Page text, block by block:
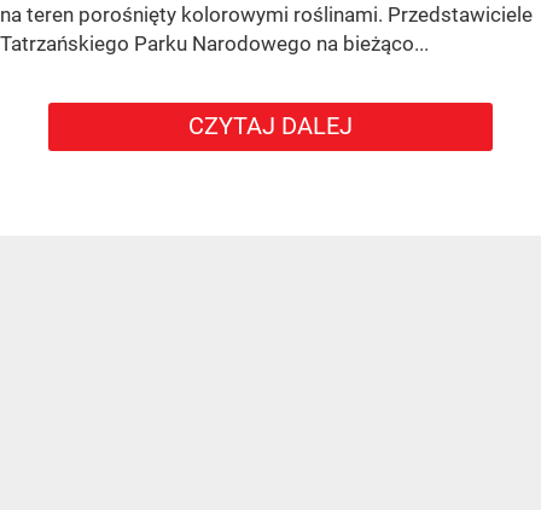
na teren porośnięty kolorowymi roślinami. Przedstawiciele
Tatrzańskiego Parku Narodowego na bieżąco...
CZYTAJ DALEJ